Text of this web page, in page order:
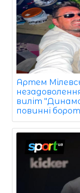
Артем
виліт
повинні